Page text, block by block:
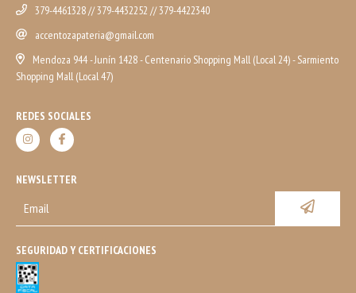
379-4461328 // 379-4432252 // 379-4422340
accentozapateria@gmail.com
Mendoza 944 - Junín 1428 - Centenario Shopping Mall (Local 24) - Sarmiento
Shopping Mall (Local 47)
REDES SOCIALES
NEWSLETTER
SEGURIDAD Y CERTIFICACIONES